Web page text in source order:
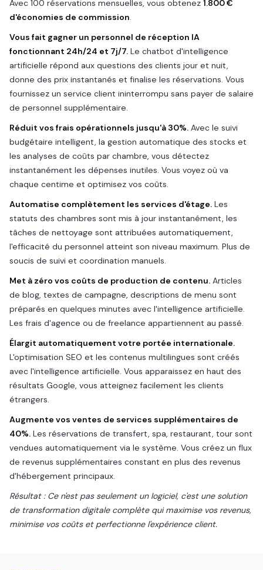
Avec 100 réservations mensuelles, vous obtenez 1.800 €
d'économies de commission.
Vous fait gagner un personnel de réception IA
fonctionnant 24h/24 et 7j/7. Le chatbot d'intelligence
artificielle répond aux questions des clients jour et nuit,
donne des prix instantanés et finalise les réservations. Vous
fournissez un service client ininterrompu sans payer de salaire
de personnel supplémentaire.
Réduit vos frais opérationnels jusqu'à 30%. Avec le suivi
budgétaire intelligent, la gestion automatique des stocks et
les analyses de coûts par chambre, vous détectez
instantanément les dépenses inutiles. Vous voyez où va
chaque centime et optimisez vos coûts.
Automatise complètement les services d'étage. Les
statuts des chambres sont mis à jour instantanément, les
tâches de nettoyage sont attribuées automatiquement,
l'efficacité du personnel atteint son niveau maximum. Plus de
soucis de suivi et coordination manuels.
Met à zéro vos coûts de production de contenu. Articles
de blog, textes de campagne, descriptions de menu sont
préparés en quelques minutes avec l'intelligence artificielle.
Les frais d'agence ou de freelance appartiennent au passé.
Élargit automatiquement votre portée internationale.
L'optimisation SEO et les contenus multilingues sont créés
avec l'intelligence artificielle. Vous apparaissez en haut des
résultats Google, vous atteignez facilement les clients
étrangers.
Augmente vos ventes de services supplémentaires de
40%. Les réservations de transfert, spa, restaurant, tour sont
vendues automatiquement via le système. Vous créez un flux
de revenus supplémentaires constant en plus des revenus
d'hébergement principaux.
Résultat : Ce n'est pas seulement un logiciel, c'est une solution
de transformation digitale complète qui maximise vos revenus,
minimise vos coûts et perfectionne l'expérience client.